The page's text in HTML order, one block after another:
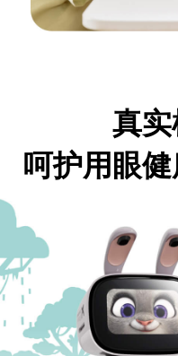
真
呵护用眼